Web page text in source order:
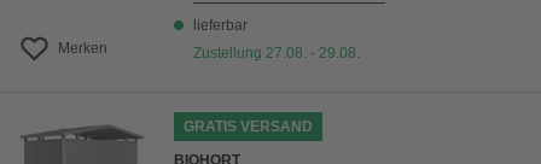
Merken
lieferbar
Zustellung 27.08. - 29.08.
GRATIS VERSAND